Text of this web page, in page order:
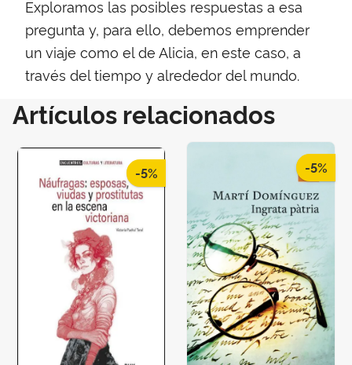
Exploramos las posibles respuestas a esa
pregunta y, para ello, debemos emprender
un viaje como el de Alicia, en este caso, a
través del tiempo y alrededor del mundo.
Artículos relacionados
-5% -5%